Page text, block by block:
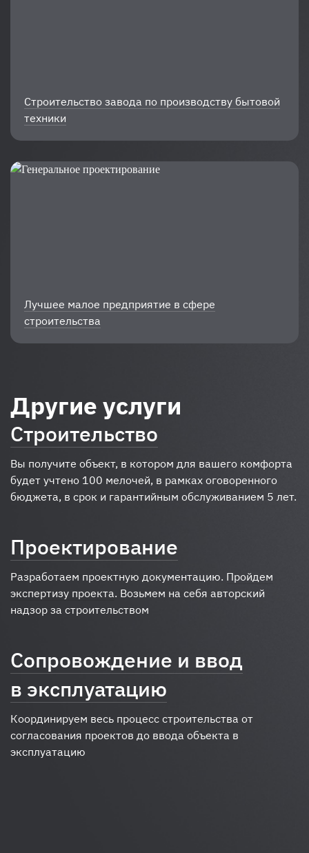
Строительство завода по производству бытовой
техники
Лучшее малое предприятие в сфере
строительства
Другие услуги
Строительство
Вы получите объект, в котором для вашего комфорта
будет учтено 100 мелочей, в рамках оговоренного
бюджета, в срок и гарантийным обслуживанием 5 лет.
Проектирование
Разработаем проектную документацию. Пройдем
экспертизу проекта. Возьмем на себя авторский
надзор за строительством
Сопровождение и ввод
в эксплуатацию
Координируем весь процесс строительства от
согласования проектов до ввода объекта в
эксплуатацию